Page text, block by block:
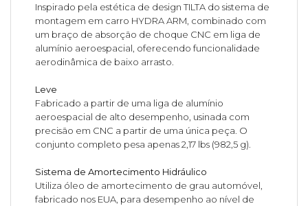
Inspirado pela estética de design TILTA do sistema de
montagem em carro HYDRA ARM, combinado com
um braço de absorção de choque CNC em liga de
alumínio aeroespacial, oferecendo funcionalidade
aerodinâmica de baixo arrasto.
Leve
Fabricado a partir de uma liga de alumínio
aeroespacial de alto desempenho, usinada com
precisão em CNC a partir de uma única peça. O
conjunto completo pesa apenas 2,17 lbs (982,5 g).
Sistema de Amortecimento Hidráulico
Utiliza óleo de amortecimento de grau automóvel,
fabricado nos EUA, para desempenho ao nível de